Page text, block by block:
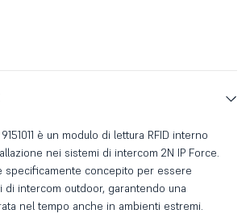
è un modulo di lettura RFID interno
nei sistemi di intercom 2N IP Force.
specificamente concepito per essere
di intercom outdoor, garantendo una
nel tempo anche in ambienti estremi.